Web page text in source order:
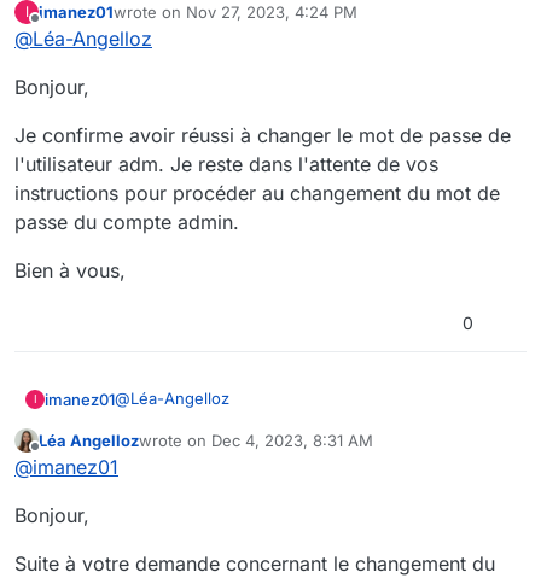
I
Offline
imanez01wrote on Nov 27, 2023, 4:24 PM
last edited by
@Léa-Angelloz
Bonjour,
Je confirme avoir réussi à changer le mot de passe de
l'utilisateur adm. Je reste dans l'attente de vos
instructions pour procéder au changement du mot de
passe du compte admin.
Bien à vous,
0
I imanez01@Léa-Angelloz
Bonjour,
de passe du compte admin.
Offline
Léa Angellozwrote on Dec 4, 2023, 8:31 AM
last edited by
@imanez01
Bonjour,
Suite à votre demande concernant le changement du